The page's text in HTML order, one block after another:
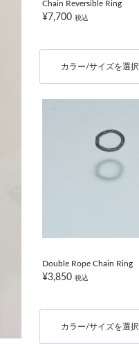
Chain Reversible Ring
¥7,700 税込
カラー/サイズを選択
Double Rope Chain Ring
¥3,850 税込
カラー/サイズを選択